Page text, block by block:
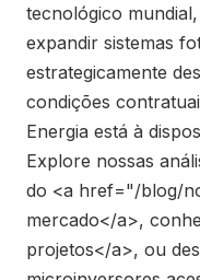
tecnológico
expandir sistemas
estrategicamente
condições
Energia está à
Explore nossas
do <a href="/blog/
mercado</a>,
projetos</a>, ou